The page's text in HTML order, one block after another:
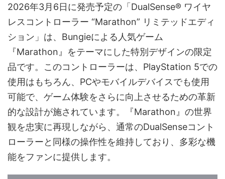
2026年3月6日に発売予定の「DualSense® ワイヤ
レスコントローラー “Marathon” リミテッドエディ
ション」は、Bungieによる人気ゲーム
『Marathon』をテーマにした特別デザインの限定
品です。このコントローラーは、PlayStation 5での
使用はもちろん、PCやモバイルデバイスでも使用
可能で、ゲーム体験をさらに向上させるための革新
的な設計が施されています。『Marathon』の世界
観を忠実に再現しながら、通常のDualSenseコント
ローラーと同様の操作性を維持しており、多彩な機
能をファンに提供します。